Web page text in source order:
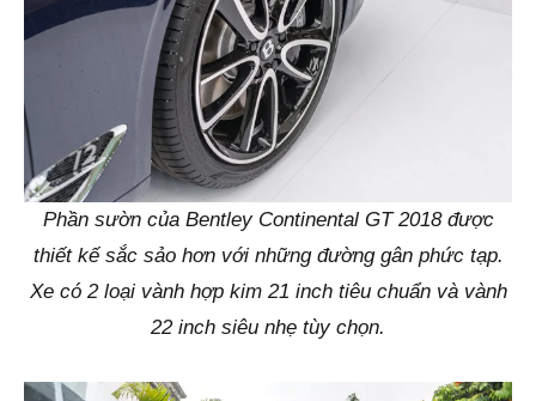
Phần sườn của Bentley Continental GT 2018 được
thiết kế sắc sảo hơn với những đường gân phức tạp.
Xe có 2 loại vành hợp kim 21 inch tiêu chuẩn và vành
22 inch siêu nhẹ tùy chọn.